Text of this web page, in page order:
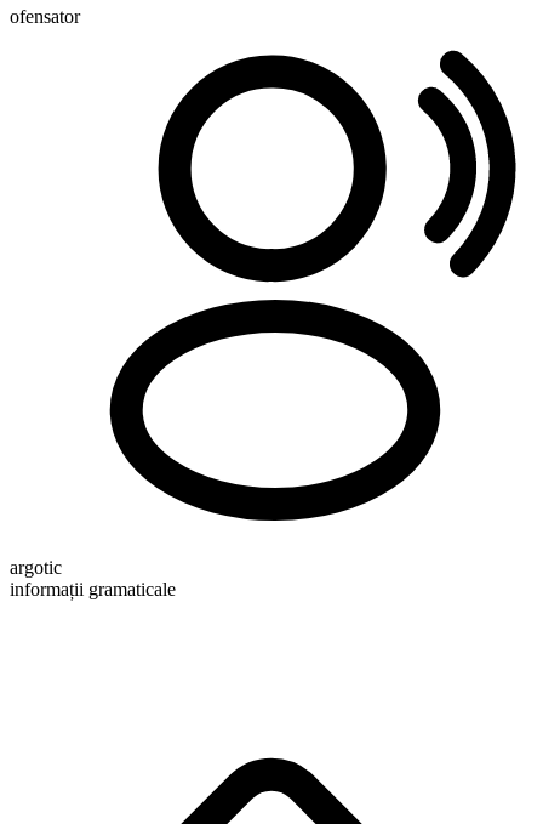
ofensator
argotic
informații gramaticale